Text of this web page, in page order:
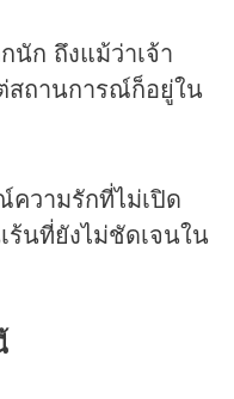
นัก ถึงแม้ว่าเจ้า
สถานการณ์ก็อยู่ใน
วามรักที่ไม่เปิด
ร้นที่ยังไม่ชัดเจนใน